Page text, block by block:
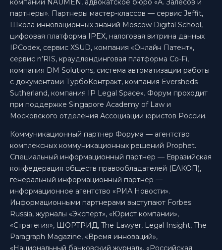
партнеры». Партнеры мастер-классов — сервис Jeffit,
Школа инновационных знаний Moscow Digital School,
цифровая платформа IPEX, налоговая витрина данных
IPCodex, сервис XSUD, компания «Онлайн Патент»,
сервис n’RIS, краудлендинговая платформа Co-Fi,
компания DM Solutions, система автоматизации работы
с документами ТурбоКонтракт, компания Eversheds
Sutherland, компания IP Legal Space». Форум проходит
при поддержке Singapore Academy of Law и
Московского отделения Ассоциации юристов России.
Коммуникационный партнер Форума — агентство
комплексных коммуникационных решений Prophet.
Специальный информационный партнер — Евразийская
конфедерация обществ правообладателей (ЕАКОП),
генеральный информационный партнер —
информационное агентство «РИА Новости».
Информационными партнерами выступают Forbes
Russia, журналы «Эксперт», «Юрист компании»,
«Стратегия», ШОРТРИД, The Lawyer, Legal Insight, The
Paragraph Magazine, «Время инноваций»,
«Национальный банковский журнал», «Российская